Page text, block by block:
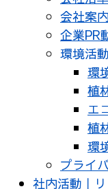
会社案内
企業PR
環境活動
環
植
エ
植
環
プライ
社内活動｜